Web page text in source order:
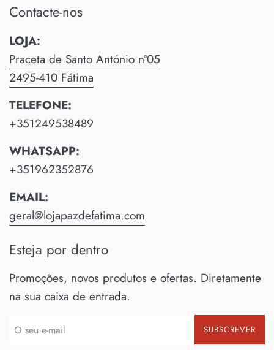
Contacte-nos
LOJA:
Praceta de Santo António nº05
2495-410 Fátima
TELEFONE:
+351249538489
WHATSAPP:
+351962352876
EMAIL:
geral@lojapazdefatima.com
Esteja por dentro
Promoções, novos produtos e ofertas. Diretamente
na sua caixa de entrada.
SUBSCREVER